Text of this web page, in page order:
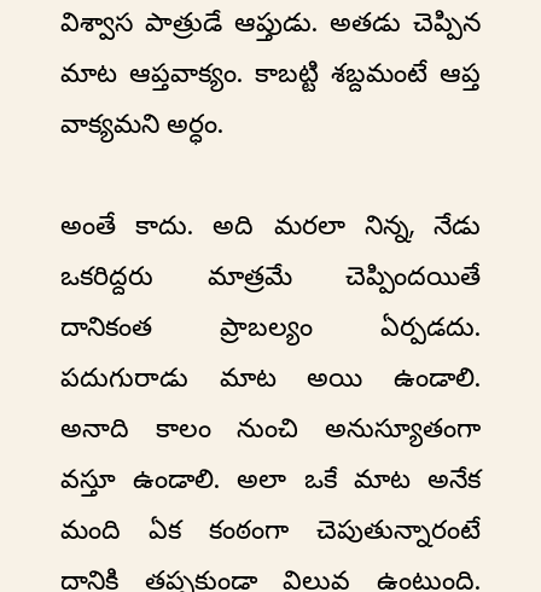
విశ్వాస పాత్రుడే ఆప్తుడు. అతడు చెప్పిన
మాట ఆప్తవాక్యం. కాబట్టి శబ్దమంటే ఆప్త
వాక్యమని అర్ధం.
అంతే కాదు. అది మరలా నిన్న, నేడు
ఒకరిద్దరు మాత్రమే చెప్పిందయితే
దానికంత ప్రాబల్యం ఏర్పడదు.
పదుగురాడు మాట అయి ఉండాలి.
అనాది కాలం నుంచి అనుస్యూతంగా
వస్తూ ఉండాలి. అలా ఒకే మాట అనేక
మంది ఏక కంఠంగా చెపుతున్నారంటే
దానికి తప్పకుండా విలువ ఉంటుంది.